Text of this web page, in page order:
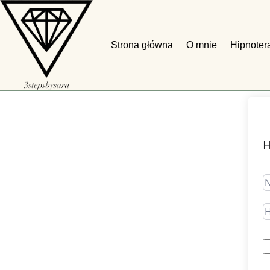
Strona główna O mnie